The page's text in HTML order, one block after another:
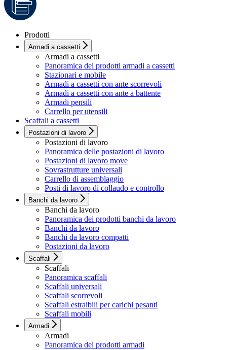
Prodotti
Armadi a cassetti
Armadi a cassetti
Panoramica dei prodotti armadi a cassetti
Stazionari e mobile
Armadi a cassetti con ante scorrevoli
Armadi a cassetti con ante a battente
Armadi pensili
Carrello per utensili
Scaffali a cassetti
Postazioni di lavoro
Postazioni di lavoro
Panoramica delle postazioni di lavoro
Postazioni di lavoro move
Sovrastrutture universali
Carrello di assemblaggio
Posti di lavoro di collaudo e controllo
Banchi da lavoro
Banchi da lavoro
Panoramica dei prodotti banchi da lavoro
Banchi da lavoro
Banchi da lavoro compatti
Postazioni da lavoro
Scaffali
Scaffali
Panoramica scaffali
Scaffali universali
Scaffali scorrevoli
Scaffali estraibili per carichi pesanti
Scaffali mobili
Armadi
Armadi
Panoramica dei prodotti armadi